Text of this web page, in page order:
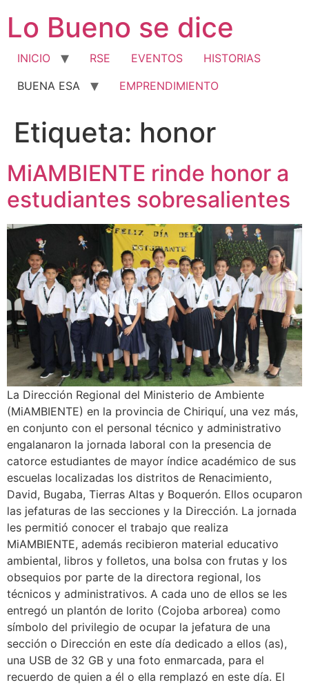
contenido
Lo Bueno se dice
INICIO RSE EVENTOS
HISTORIAS
BUENA ESA
EMPRENDIMIENTO
Etiqueta: honor
MiAMBIENTE rinde honor a
estudiantes sobresalientes
La Dirección Regional del Ministerio de Ambiente
(MiAMBIENTE) en la provincia de Chiriquí, una vez más,
en conjunto con el personal técnico y administrativo
engalanaron la jornada laboral con la presencia de
catorce estudiantes de mayor índice académico de sus
escuelas localizadas los distritos de Renacimiento,
David, Bugaba, Tierras Altas y Boquerón. Ellos ocuparon
las jefaturas de las secciones y la Dirección. La jornada
les permitió conocer el trabajo que realiza
MiAMBIENTE, además recibieron material educativo
ambiental, libros y folletos, una bolsa con frutas y los
obsequios por parte de la directora regional, los
técnicos y administrativos. A cada uno de ellos se les
entregó un plantón de lorito (Cojoba arborea) como
símbolo del privilegio de ocupar la jefatura de una
sección o Dirección en este día dedicado a ellos (as),
una USB de 32 GB y una foto enmarcada, para el
recuerdo de quien a él o ella remplazó en este día. El